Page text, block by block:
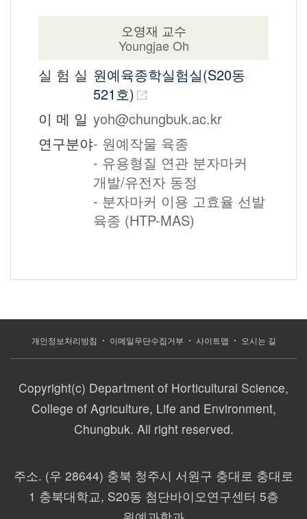
오영재 교수
Youngjae Oh
실 험 실 원예육종학실험실(S20동
521호)
이 메 일 yoh@chungbuk.ac.kr
연구분야- 원예작물 육종
- 유용형질 연관 분자마커
개발/유전자 동정
- 분자마커 이용 고효율 선발
육종 (HTP-MAS)
개인정보처리방침 이메일무단수집거부 사이트맵 오시는 길
Copyright(c) Department of Horticultural Science,
College of Agriculture, Life and Environment,
Chungbuk. All right reserved.
주소. (우 28644) 충북 청주시 서원구 충대로 충대로
1 충북대학교, S20동 첨단바이오연구센터 5층